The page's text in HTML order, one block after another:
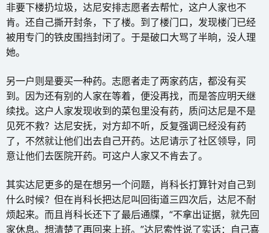
非要下楼扔垃圾，达尼安排志愿者去帮忙，这户人家也不
肯。还自己撕开封条，下了楼。到了楼门口，发现楼门已经
被用专门的铁皮围挡封闭了。于是破口大骂了半晌，没人理
她。
另一户则是要买一种药。志愿者走了两家药店，都没有买
到。因为还有别的人家在等着，便没再找，而是答应明天继
续找。这户人家发现收到的菜包里没有药，质问达尼是不是
见死不救？达尼安抚，对方却不听，反复强调已经没有药
了，不然就让他们出去自己开药。达尼请示了社区领导，同
意让他们去医院开药。可这户人家又不肯去了。
其实达尼更多的是在想另一个问题，肖科长打算针对自己到
什么时候？但在肖科长把达尼叫回街道三四次后，达尼不耐
烦起来。而且肖科长还下了最后通牒，“不拿出证据，就先回
家休息。想清楚了再回来上班。”达尼索性说了实话：自己喜